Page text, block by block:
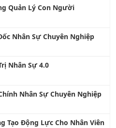
Quản Lý Con Người
Nhân Sự Chuyên Nghiệp
Nhân Sự 4.0
Nhân Sự Chuyên Nghiệp
Tạo Động Lực Cho Nhân Viên